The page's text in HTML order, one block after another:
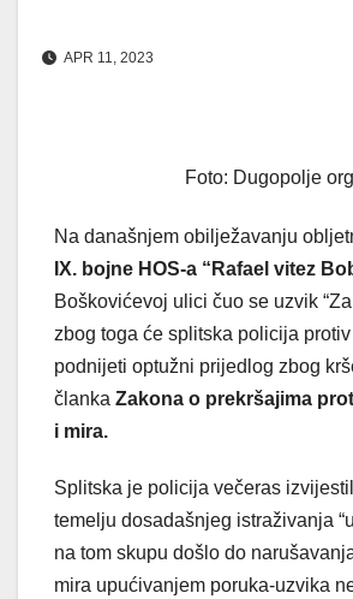
APR 11, 2023
Foto: Dugopolje org
Na današnjem obilježavanju
IX. bojne HOS-a “Rafael vitez
Boškovićevoj ulici čuo se uzvik
zbog toga će splitska policija
podnijeti optužni prijedlog zbog
članka Zakona o prekršajima
i mira.
Splitska je policija večeras
temelju dosadašnjeg istraživanja
na tom skupu došlo do
mira upućivanjem poruka-uzvika